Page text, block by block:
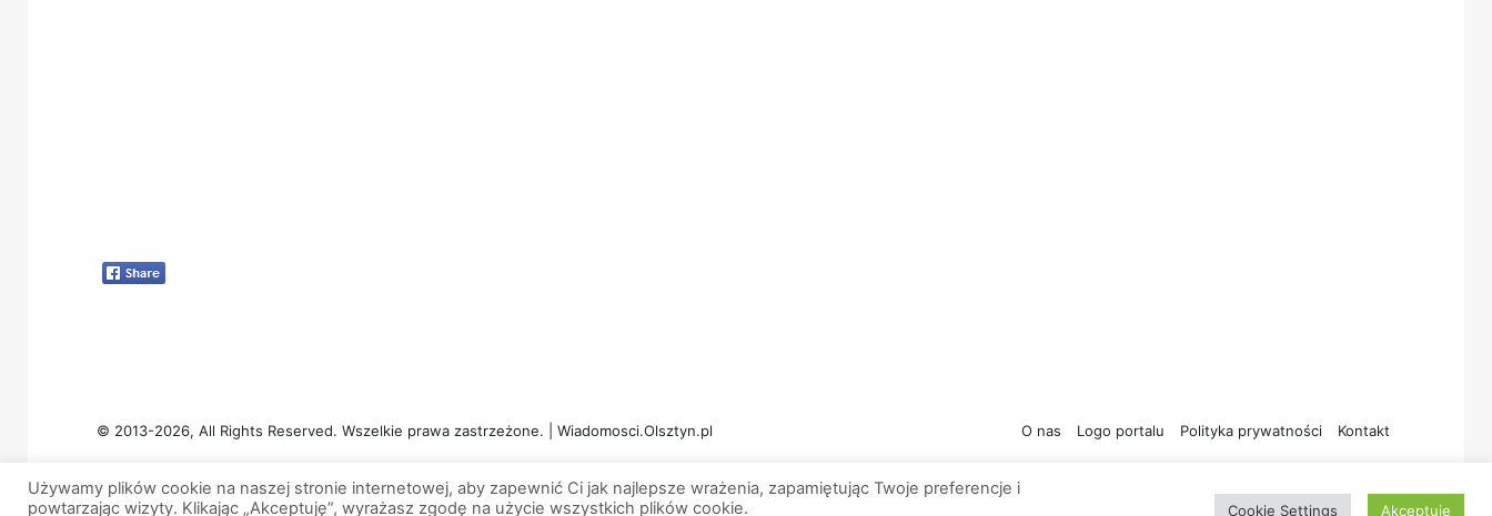
© 2013-2026, All Rights Reserved. Wszelkie prawa zastrzeżone. | Wiadomosci.Olsztyn.pl O nas Logo portalu Polityka prywatności Kontakt
Używamy plików cookie na naszej stronie internetowej, aby zapewnić Ci jak najlepsze wrażenia, zapamiętując Twoje preferencje i
powtarzając wizyty. Klikając „Akceptuję”, wyrażasz zgodę na użycie wszystkich plików cookie.
Cookie Settings Akceptuję